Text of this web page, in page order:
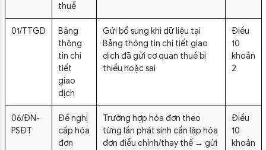
thuế
01/TTGD
Bảng
thông
tin chi
tiết
giao
dịch
Gửi bổ sung khi dữ liệu tại
Bảng thông tin chi tiết giao
dịch đã gửi cơ quan thuế bị
thiếu hoặc sai
Điều
10
khoản
2
06/ĐN-
PSĐT
Đề nghị
cấp hóa
đơn
Trường hợp hóa đơn theo
từng lần phát sinh cần lập hóa
đơn điều chỉnh/thay thế → gửi
Điều
10
khoản